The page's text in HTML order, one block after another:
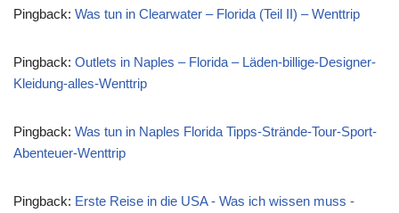
Pingback: Was tun in Clearwater – Florida (Teil II) – Wenttrip
Pingback: Outlets in Naples – Florida – Läden-billige-Designer-
Kleidung-alles-Wenttrip
Pingback: Was tun in Naples Florida Tipps-Strände-Tour-Sport-
Abenteuer-Wenttrip
Pingback: Erste Reise in die USA - Was ich wissen muss -